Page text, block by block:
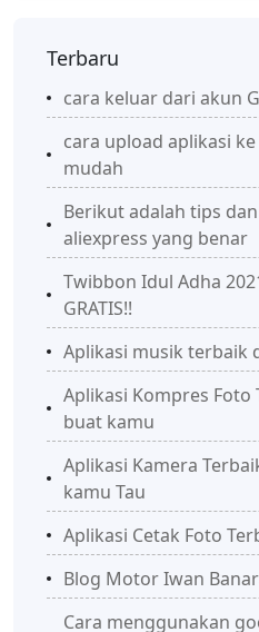
Terbaru
cara keluar dari akun
cara upload aplikasi
mudah
Berikut adalah tips
aliexpress yang benar
Twibbon Idul Adha
GRATIS!!
Aplikasi musik terbaik
Aplikasi Kompres Foto
buat kamu
Aplikasi Kamera
kamu Tau
Aplikasi Cetak Foto
Blog Motor Iwan
Cara menggunakan